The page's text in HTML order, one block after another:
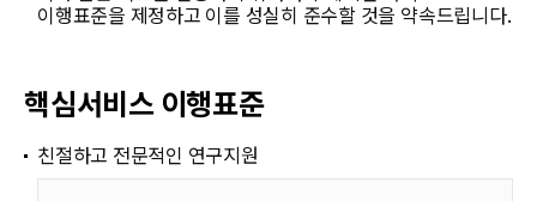
이행표준을 제정하고 이를 성실히 준수할 것을 약속드립니다.
핵심서비스 이행표준
친절하고 전문적인 연구지원